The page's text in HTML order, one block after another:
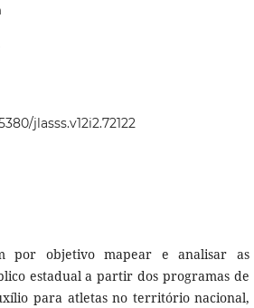
jlasss.v12i2.72122
por objetivo mapear e analisar as
estadual a partir dos programas de
para atletas no território nacional,